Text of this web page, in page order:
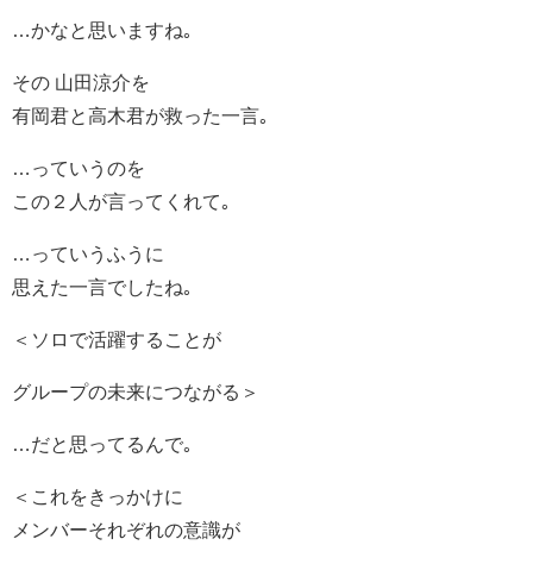
…かなと思いますね｡
その 山田涼介を
有岡君と高木君が救った一言｡
…っていうのを
この２人が言ってくれて｡
…っていうふうに
思えた一言でしたね｡
＜ソロで活躍することが
グループの未来につながる＞
…だと思ってるんで｡
＜これをきっかけに
メンバーそれぞれの意識が